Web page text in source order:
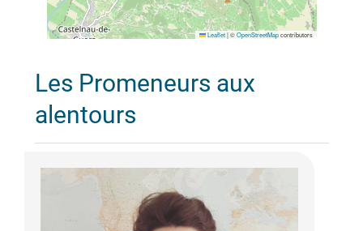
Leaflet |©OpenStreetMapcontributors
Les Promeneurs aux
alentours